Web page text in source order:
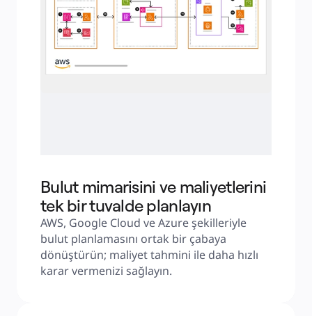
Bulut mimarisini ve maliyetlerini
tek bir tuvalde planlayın
AWS, Google Cloud ve Azure şekilleriyle
bulut planlamasını ortak bir çabaya
dönüştürün; maliyet tahmini ile daha hızlı
karar vermenizi sağlayın.